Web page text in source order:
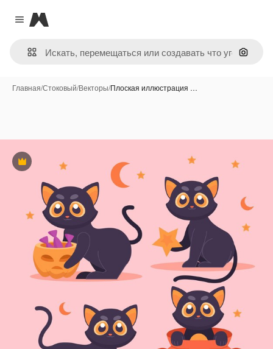
Close menu
Magnific
Поиск
Главная/Стоковый/Векторы/Плоская иллюстрация …
Премиум